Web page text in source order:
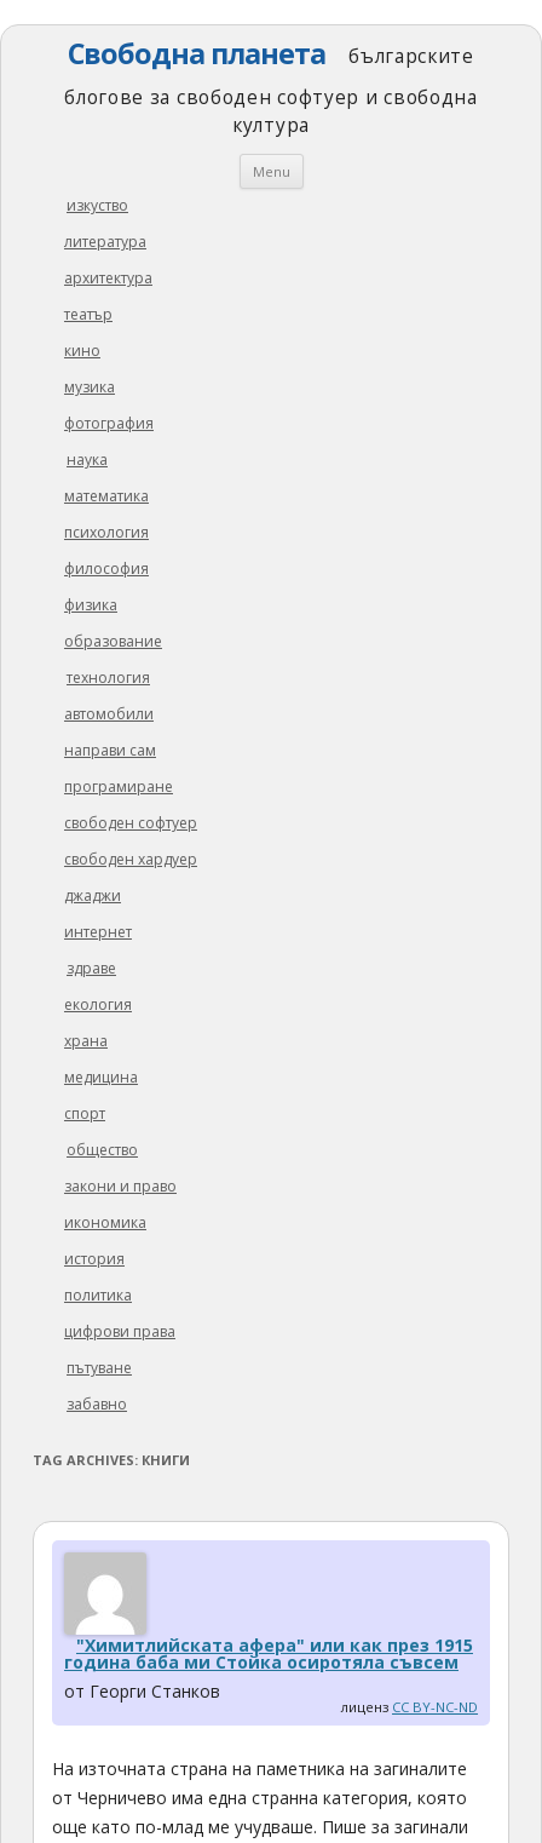
Свободна планета
българските
блогове за свободен софтуер и свободна
култура
Menu Skip
изкуство
литература
архитектура
театър
кино
музика
фотография
наука
математика
психология
философия
физика
образование
технология
автомобили
направи сам
програмиране
свободен софтуер
свободен хардуер
джаджи
интернет
здраве
екология
храна
медицина
спорт
общество
закони и право
икономика
история
политика
цифрови права
пътуване
забавно
TAG ARCHIVES: КНИГИ
"Химитлийската афера" или как през 1915
година баба ми Стойка осиротяла съвсем
от Георги Станков
лиценз CC BY-NC-ND
На източната страна на паметника на загиналите
от Черничево има една странна категория, която
още като по-млад ме учудваше. Пише за загинали